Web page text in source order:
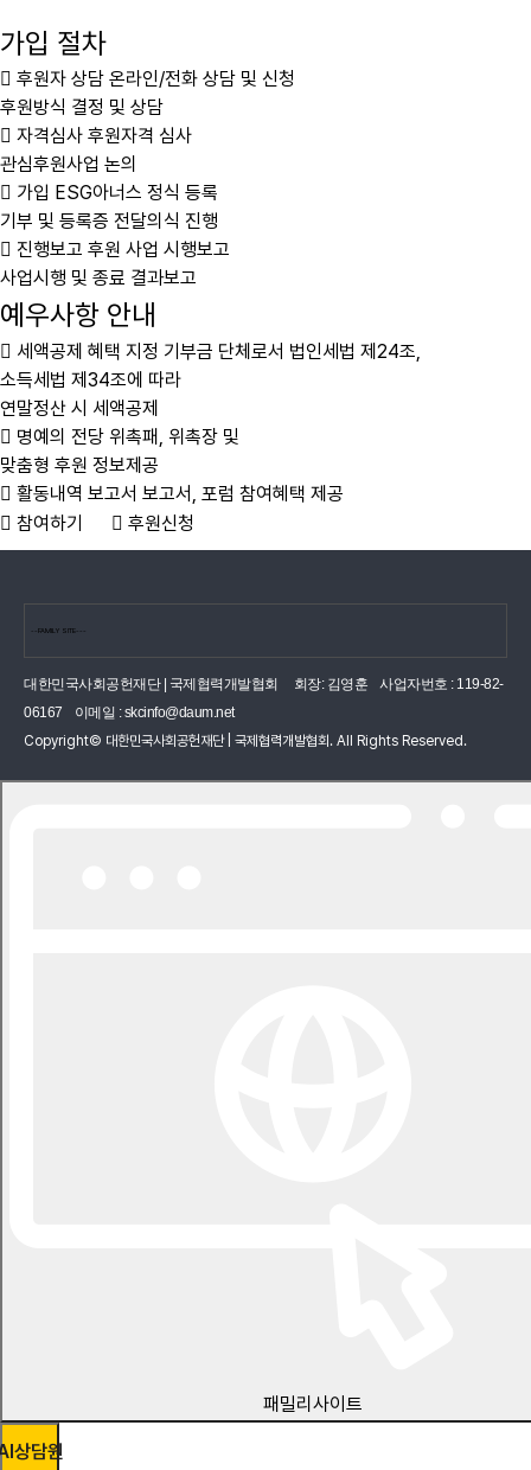
가입 절차
후원자 상담 온라인/전화 상담 및 신청
후원방식 결정 및 상담
자격심사 후원자격 심사
관심후원사업 논의
가입 ESG아너스 정식 등록
기부 및 등록증 전달의식 진행
진행보고 후원 사업 시행보고
사업시행 및 종료 결과보고
예우사항 안내
세액공제 혜택 지정 기부금 단체로서 법인세법 제24조,
소득세법 제34조에 따라
연말정산 시 세액공제
명예의 전당 위촉패, 위촉장 및
맞춤형 후원 정보제공
활동내역 보고서 보고서, 포럼 참여혜택 제공
참여하기
후원신청
대한민국사회공헌재단 | 국제협력개발협회 회장: 김영훈
사업자번호 : 119-82-
06167
이메일 :skcinfo@daum.net
Copyright© 대한민국사회공헌재단 | 국제협력개발협회. All Rights Reserved.
패밀리사이트
상담원